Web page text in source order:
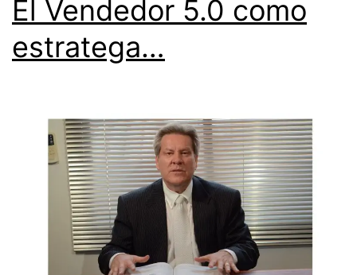
El Vendedor 5.0 como
estratega…